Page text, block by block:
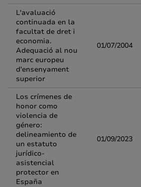
L'avaluació
continuada en la
facultat de dret i
economia.
Adequació al nou
marc europeu
d'ensenyament
superior
01/07/2004
Los crímenes de
honor como
violencia de
género:
delineamiento de
un estatuto
jurídico-
asistencial
protector en
España
01/09/2023